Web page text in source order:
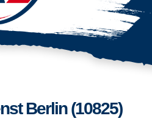
Berlin (10825)